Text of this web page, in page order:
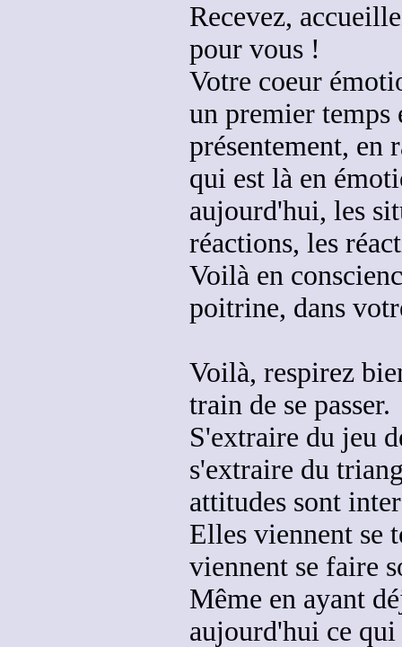
Recevez,
pour vous !
Votre coeur
un premier temps
présentement, en
qui est là en
aujourd'hui, les
réactions, les
Voilà en
poitrine, dans
Voilà, respirez
train de se passer.
S'extraire du jeu
s'extraire du
attitudes sont
Elles viennent se
viennent se faire
Même en ayant
aujourd'hui ce